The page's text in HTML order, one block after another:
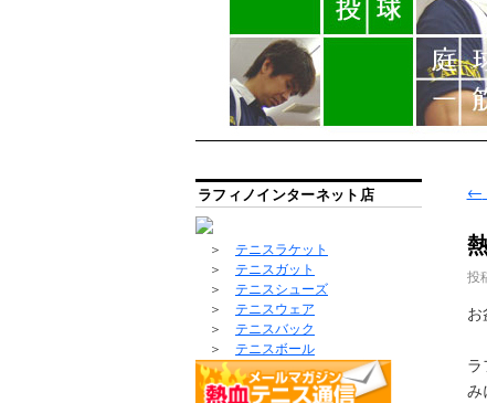
←
投
お
ラ
み
ラフィノインターネット店
＞ テニスラケット
＞ テニスガット
＞ テニスシューズ
＞ テニスウェア
＞ テニスバック
＞ テニスボール